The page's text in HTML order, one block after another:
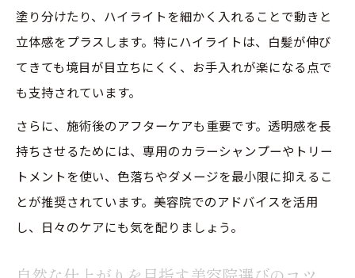
塗り分けたり、ハイライトを細かく入れることで動きと
立体感をプラスします。特にハイライトは、白髪が伸び
てきても境目が目立ちにくく、お手入れが楽になる点で
も支持されています。
さらに、施術後のアフターケアも重要です。透明感を長
持ちさせるためには、専用のカラーシャンプーやトリー
トメントを使い、色落ちやダメージを最小限に抑えるこ
とが推奨されています。美容院でのアドバイスを活用
し、日々のケアにも気を配りましょう。